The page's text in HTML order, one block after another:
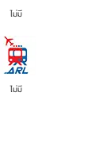
ไม่มี
ไม่มี